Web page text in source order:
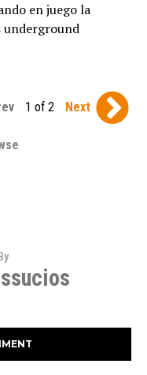
en juego la
underground
1 of 2 Next